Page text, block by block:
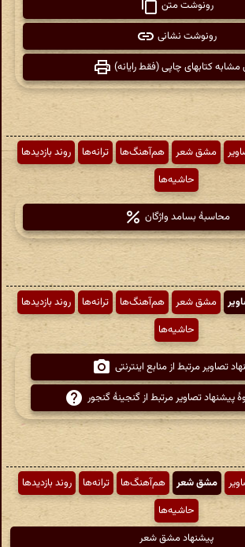
رونوشت متن
رونوشت نشانی
مشابه کتابهای چاپی (فقط رایانه)
مشق شعر هم‌آهنگ‌ها ترانه‌ها
روند بازدیدها
حاشیه‌ها
محاسبهٔ بسامد واژگان
مشق شعر هم‌آهنگ‌ها ترانه‌ها
روند بازدیدها
حاشیه‌ها
تصاویر مرتبط از منابع اینترنتی
پیشنهاد تصاویر مرتبط از گنجینهٔ گنجور
مشق شعر هم‌آهنگ‌ها ترانه‌ها
روند بازدیدها
حاشیه‌ها
پیشنهاد مشق شعر